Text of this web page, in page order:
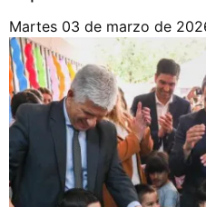
martes 03 de marzo de